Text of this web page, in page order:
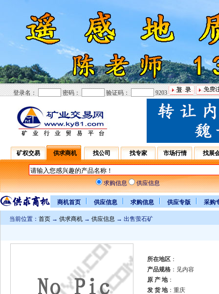
登录名： 密码： 验证码： 9203
矿权交易 供求商机 找公司 找专家 市场行情 找展
求购信息 供应信息
商机首页 供应信息 求购信息 供应专版 采购
当前位置： 首页 → 供求商机 → 供应信息 → 出售萤石矿
所在地区：
产品规格：见内容
原 产 地：
发 货 地：重庆